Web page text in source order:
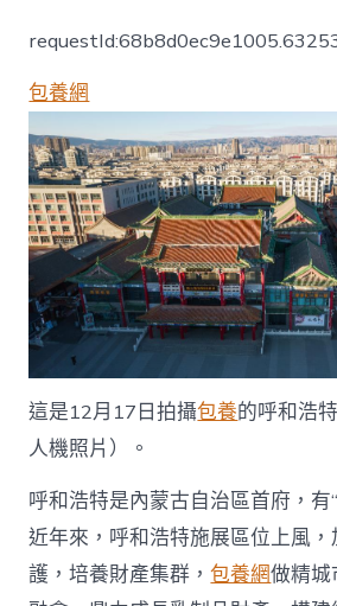
包養網
這是12月17日拍攝包養的呼和浩
人機照片）。
呼和浩特是內蒙古自治區首府，有
近年來，呼和浩特施展區位上風
護，培養財產集群，包養網做精城